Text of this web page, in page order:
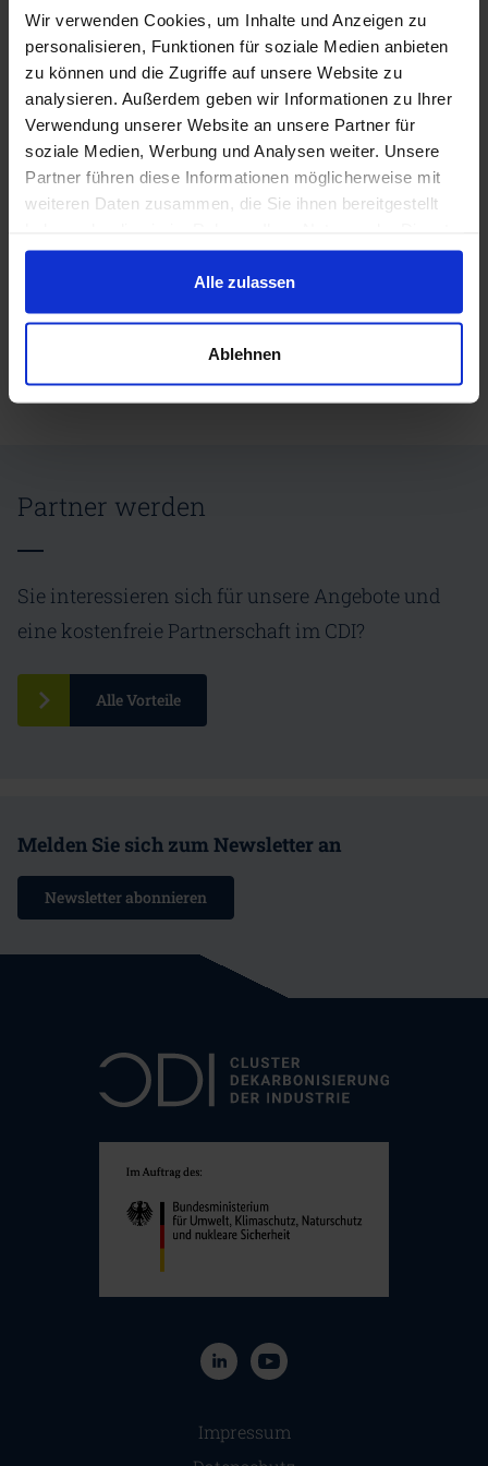
Wir verwenden Cookies, um Inhalte und Anzeigen zu
personalisieren, Funktionen für soziale Medien anbieten
zu können und die Zugriffe auf unsere Website zu
analysieren. Außerdem geben wir Informationen zu Ihrer
Verwendung unserer Website an unsere Partner für
soziale Medien, Werbung und Analysen weiter. Unsere
Partner führen diese Informationen möglicherweise mit
weiteren Daten zusammen, die Sie ihnen bereitgestellt
gesammelt haben.
Alle zulassen
Ablehnen
Geostock, sheds light on the different aspects of
the EU-MENA hydrogen potential. Join us for our
online session to get the study results firsthand in
a nutshell and hear an expert‘s discussion on
further implications.
Partner werden
Sie interessieren sich für unsere Angebote und
eine kostenfreie Partnerschaft im CDI?
Alle Vorteile
Melden Sie sich zum Newsletter an
Newsletter abonnieren
Navigation überspringen
Impressum